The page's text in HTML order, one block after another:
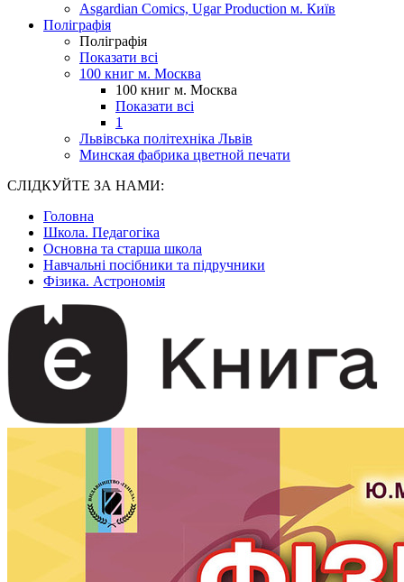
Asgardian Comics, Ugar Production м. Київ
Поліграфія
Поліграфія
Показати всі
100 книг м. Москва
100 книг м. Москва
Показати всі
1
Львівська політехніка Львів
Минская фабрика цветной печати
СЛІДКУЙТЕ ЗА НАМИ:
Головна
Школа. Педагогіка
Основна та старша школа
Навчальні посібники та підручники
Фізика. Астрономія